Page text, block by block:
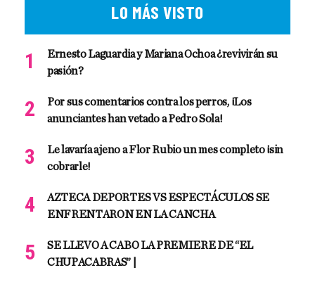
LO MÁS VISTO
Ernesto Laguardia y Mariana Ochoa ¿revivirán su
pasión?
Por sus comentarios contra los perros, ¡Los
anunciantes han vetado a Pedro Sola!
Le lavaría ajeno a Flor Rubio un mes completo ¡sin
cobrarle!
AZTECA DEPORTES VS ESPECTÁCULOS SE
ENFRENTARON EN LA CANCHA
SE LLEVO A CABO LA PREMIERE DE “EL
CHUPACABRAS” |